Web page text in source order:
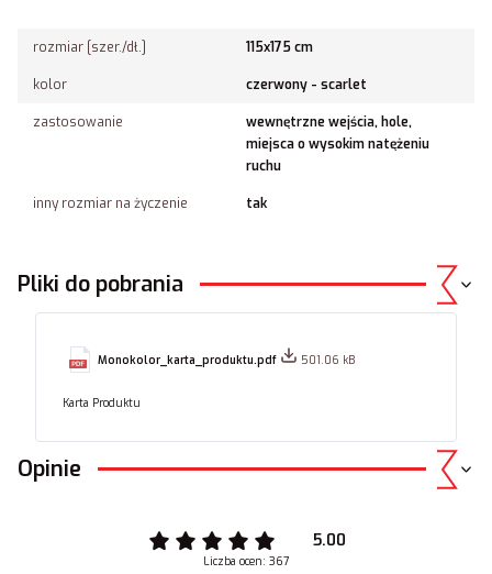
rozmiar [szer./dł.] 115x175 cm
kolor czerwony - scarlet
zastosowanie
wewnętrzne wejścia, hole,
miejsca o wysokim natężeniu
ruchu
inny rozmiar na życzenie tak
Pliki do pobrania
Monokolor_karta_produktu.pdf 501.06 kB
Karta Produktu
Opinie
5.00
Liczba ocen: 367